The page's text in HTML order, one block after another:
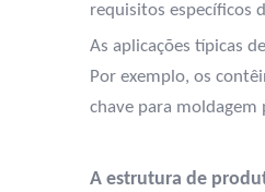
requisitos específicos
As aplicações típicas
Por exemplo, os
chave para moldagem
A estrutura de